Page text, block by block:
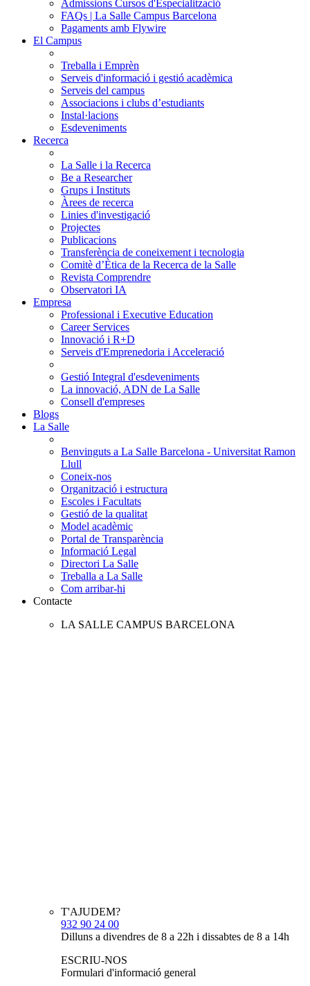
Admissions Cursos d'Especialització
FAQs | La Salle Campus Barcelona
Pagaments amb Flywire
El Campus
Treballa i Emprèn
Serveis d'informació i gestió acadèmica
Serveis del campus
Associacions i clubs d’estudiants
Instal·lacions
Esdeveniments
Recerca
La Salle i la Recerca
Be a Researcher
Grups i Instituts
Àrees de recerca
Linies d'investigació
Projectes
Publicacions
Transferència de coneixement i tecnologia
Comitè d’Ètica de la Recerca de la Salle
Revista Comprendre
Observatori IA
Empresa
Professional i Executive Education
Career Services
Innovació i R+D
Serveis d'Emprenedoria i Acceleració
Gestió Integral d'esdeveniments
La innovació, ADN de La Salle
Consell d'empreses
Blogs
La Salle
Benvinguts a La Salle Barcelona - Universitat Ramon
Llull
Coneix-nos
Organització i estructura
Escoles i Facultats
Gestió de la qualitat
Model acadèmic
Portal de Transparència
Informació Legal
Directori La Salle
Treballa a La Salle
Com arribar-hi
Contacte
LA SALLE CAMPUS BARCELONA
T'AJUDEM?
932 90 24 00
Dilluns a divendres de 8 a 22h i dissabtes de 8 a 14h
ESCRIU-NOS
Formulari d'informació general